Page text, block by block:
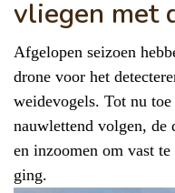
vliegen met
Afgelopen seizoen
drone voor het
weidevogels. Tot nu
nauwlettend volgen, de
en inzoomen om vast
ging.